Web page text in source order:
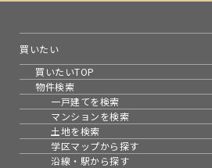
買いたい
買いたいTOP
物件検索
一戸建てを検索
マンションを検索
土地を検索
学区マップから探す
沿線・駅から探す